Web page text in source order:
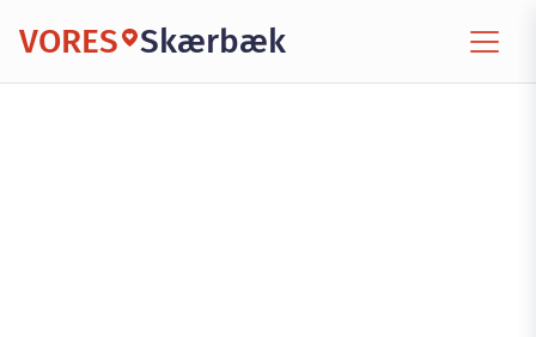
VORES Skærbæk